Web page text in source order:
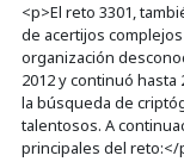
<p>El reto 3301,
de acertijos
organización
2012 y continuó
la búsqueda de
talentosos. A
principales del reto:</